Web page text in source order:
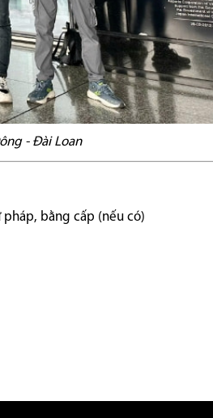
- Đài Loan
pháp, bằng cấp (nếu có)